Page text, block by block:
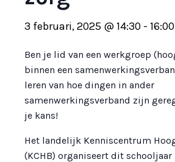
3 februari, 2025 @ 14:30 - 16:00
Ben je lid van een werkgroep
binnen een
leren van hoe dingen in ander
samenwerkingsverband zijn
je kans!
Het landelijk Kenniscentrum
(KCHB) organiseert dit schooljaar